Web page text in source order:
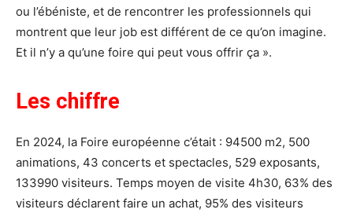
ou l’ébéniste, et de rencontrer les professionnels qui
montrent que leur job est différent de ce qu’on imagine.
Et il n’y a qu’une foire qui peut vous offrir ça ».
Les chiffre
En 2024, la Foire européenne c’était : 94500 m2, 500
animations, 43 concerts et spectacles, 529 exposants,
133990 visiteurs. Temps moyen de visite 4h30, 63% des
visiteurs déclarent faire un achat, 95% des visiteurs